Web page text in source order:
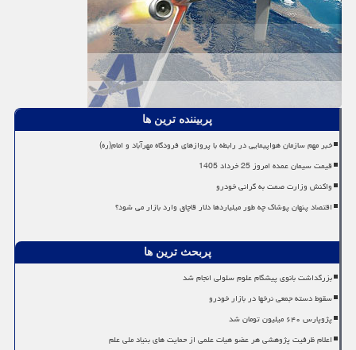
پربیننده ترین ها
خبر مهم سازمان هواپیمایی در رابطه با پروازهای فرودگاه مهرآباد و امام(ره)
قیمت سیمان عمده امروز 25 خرداد 1405
واکنش وزارت صمت به گرانی خودرو
اقتصاد پنهان پوشاک چه طور میلیاردها دلار قاچاق وارد بازار می شود؟
پربحث ترین ها
بزرگداشت بانوی پیشگام علوم سلولی انجام شد
سقوط دسته جمعی نرخها در بازار خودرو
پژوپارس ۶۴۰ میلیون تومان شد
اعلام ظرفیت پژوهشی هر عضو هیات علمی از حمایت های بنیاد ملی علم